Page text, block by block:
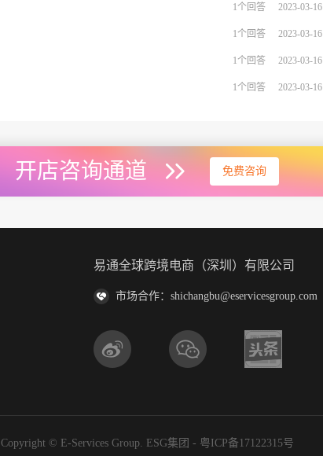
1个回答 2023-03-16
1个回答 2023-03-16
1个回答 2023-03-16
1个回答 2023-03-16
开店咨询通道 免费咨询
易通全球跨境电商（深圳）有限公司
市场合作：shichangbu@eservicesgroup.com
Copyright © E-Services Group. ESG集团 - 粤ICP备17122315号